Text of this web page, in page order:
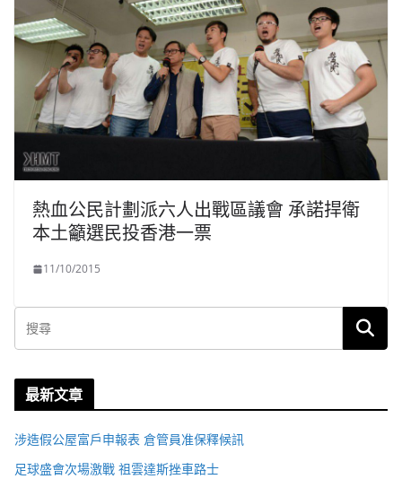
熱血公民計劃派六人出戰區議會 承諾捍衛
本土籲選民投香港一票
11/10/2015
最新文章
涉造假公屋富戶申報表 倉管員准保釋候訊
足球盛會次場激戰 祖雲達斯挫車路士